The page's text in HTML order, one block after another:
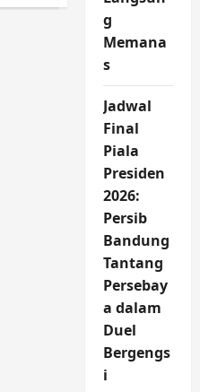
g
Memana
s
Jadwal
Final
Piala
Presiden
2026:
Persib
Bandung
Tantang
Persebay
a dalam
Duel
Bergengs
i